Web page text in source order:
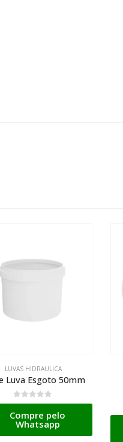
LUVAS HIDRAULICA
Aquatherm Luva
Correr 15mm
0de 5
Compre pelo
Whatsapp